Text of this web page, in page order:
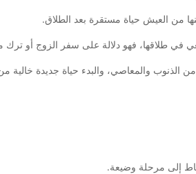
من العيش حياة مستقرة بعد الطلاق.
في طلاقها، فهو دلالة على سفر الزوج أو ترك
الذنوب والمعاصي، والبدء حياة جديدة خالية من
إلى مرحلة وضيعة.